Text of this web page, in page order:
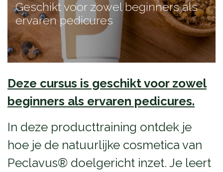
Geschikt voor zowel beginners als
ervaren pedicures
Deze cursus is geschikt voor zowel
beginners als ervaren pedicures.
In deze producttraining ontdek je
hoe je de natuurlijke cosmetica van
Peclavus® doelgericht inzet. Je leert